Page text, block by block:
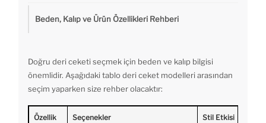
Beden, Kalıp ve Ürün Özellikleri Rehberi
Doğru deri ceketi seçmek için beden ve kalıp bilgisi
önemlidir. Aşağıdaki tablo deri ceket modelleri arasından
seçim yaparken size rehber olacaktır:
Özellik Seçenekler Stil Etkisi